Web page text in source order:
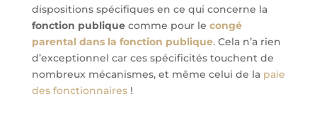
dispositions spécifiques en ce qui concerne la
fonction publiquecomme pour le congé
parental dans la fonction publique. Cela n’a rien
d’exceptionnel car ces spécificités touchent de
nombreux mécanismes, et même celui de la paie
des fonctionnaires!